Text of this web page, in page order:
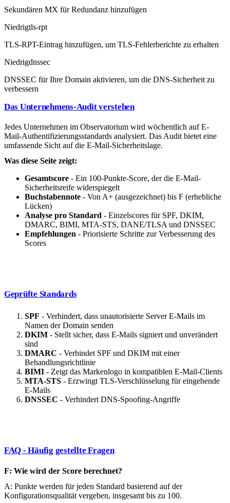
Sekundären MX für Redundanz hinzufügen
Niedrigtls-rpt
TLS-RPT-Eintrag hinzufügen, um TLS-Fehlerberichte zu erhalten
Niedrigdnssec
DNSSEC für Ihre Domain aktivieren, um die DNS-Sicherheit zu
verbessern
Das Unternehmens-Audit verstehen
Jedes Unternehmen im Observatorium wird wöchentlich auf E-
Mail-Authentifizierungsstandards analysiert. Das Audit bietet eine
umfassende Sicht auf die E-Mail-Sicherheitslage.
Was diese Seite zeigt:
Gesamtscore - Ein 100-Punkte-Score, der die E-Mail-
Sicherheitsreife widerspiegelt
Buchstabennote - Von A+ (ausgezeichnet) bis F (erhebliche
Lücken)
Analyse pro Standard - Einzelscores für SPF, DKIM,
DMARC, BIMI, MTA-STS, DANE/TLSA und DNSSEC
Empfehlungen - Priorisierte Schritte zur Verbesserung des
Scores
Geprüfte Standards
SPF - Verhindert, dass unautorisierte Server E-Mails im
Namen der Domain senden
DKIM - Stellt sicher, dass E-Mails signiert und unverändert
sind
DMARC - Verbindet SPF und DKIM mit einer
Behandlungsrichtlinie
BIMI - Zeigt das Markenlogo in kompatiblen E-Mail-Clients
MTA-STS - Erzwingt TLS-Verschlüsselung für eingehende
E-Mails
DNSSEC - Verhindert DNS-Spoofing-Angriffe
FAQ - Häufig gestellte Fragen
F: Wie wird der Score berechnet?
A: Punkte werden für jeden Standard basierend auf der
Konfigurationsqualität vergeben, insgesamt bis zu 100.